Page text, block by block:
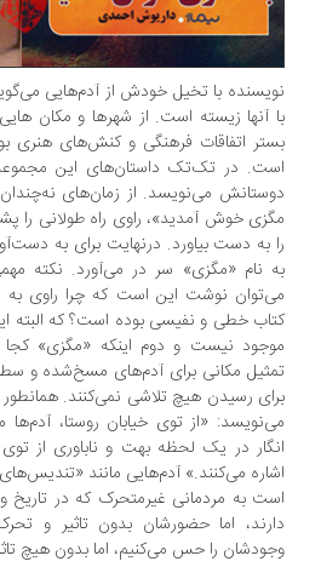
با تخیل خودش از آدم‌هایی می‌گوید که
آنها زیسته است. از شهرها و مکان هایی
اتفاقات فرهنگی و کنش‌های هنری بود، اما
در تک‌تک داستان‌های این مجموعه از
می‌نویسد. از زمان‌های نه‌چندان دور.
خوش آمدید»، راوی راه طولانی را پشت سر
به دست بیاورد. درنهایت برای به دست‌آوردنِ
نام «مگزی» سر در می‌آورد. نکته مهمی که
نوشت این است که چرا راوی به دنبال
خطی و نفیسی بوده است؟ که البته این
نیست و دوم اینکه «مگزی» کجا است؟
مکانی برای آدم‌های مسخ‌شده و سطحی‌نگر
رسیدن هیچ تلاشی نمی‌کنند. همانطور که
«از توی خیابان روستا، آدم‌ها مانند
در یک لحظه بهت و ناباوری از توی یک
می‌کنند.» آدم‌هایی مانند «تندیس‌های
به مردمانی غیرمتحرک که در تاریخ و
اما حضورشان بدون تاثیر و تحرک
را حس می‌کنیم، اما بدون هیچ